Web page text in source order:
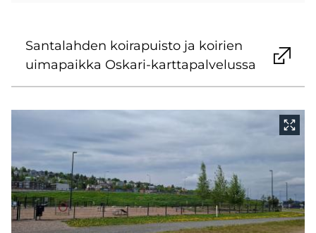
San­ta­lah­den koi­ra­puis­to ja koi­rien
ui­ma­paik­ka Oskari-​karttapalvelussa